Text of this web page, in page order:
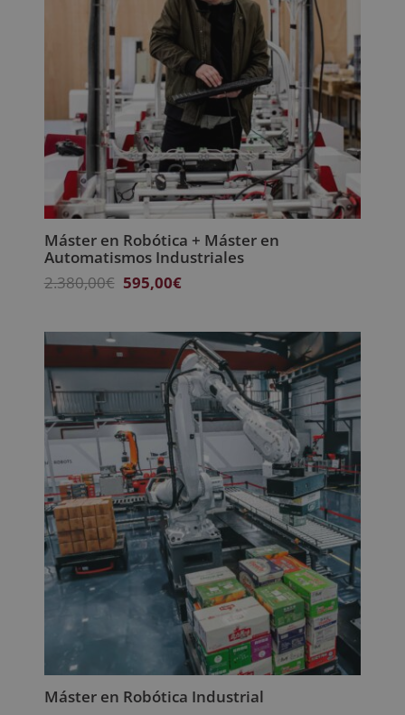
Máster en Robótica + Máster en
Automatismos Industriales
2.380,00€ El
era:
2.380,00€.
595,00€El
es:
595,00€.
Máster en Robótica Industrial